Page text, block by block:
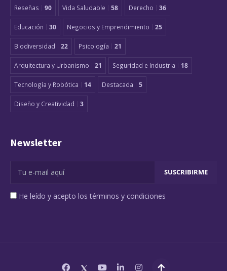
Reseñas 90 Vida Saludable 58 Derecho 36
Educación 30 Negocios y Emprendimiento 25
Biodiversidad 22 Psicología 21
Arquitectura y Urbanismo 21 Seguridad e Industria 18
Tecnología y Robótica 14 Destacada 5
Diseño y Creatividad 3
Newsletter
He leído y acepto los términos y condiciones